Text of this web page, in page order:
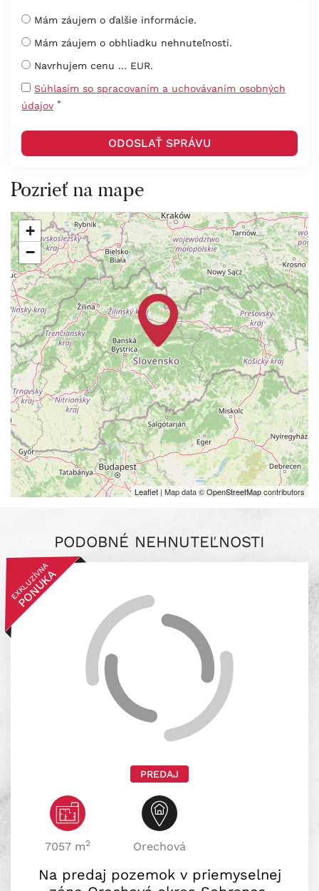
Mám záujem o ďalšie informácie.
Mám záujem o obhliadku nehnuteľnosti.
Navrhujem cenu ... EUR.
Súhlasím so spracovaním a uchovávaním osobných
údajov *
Pozrieť na mape
+
−
Leaflet | Map data ©OpenStreetMapcontributors
PODOBNÉ NEHNUTEĽNOSTI
EXKLUZÍVNA
PONUKA
PREDAJ
7057 m2 Orechová
Na predaj pozemok v priemyselnej